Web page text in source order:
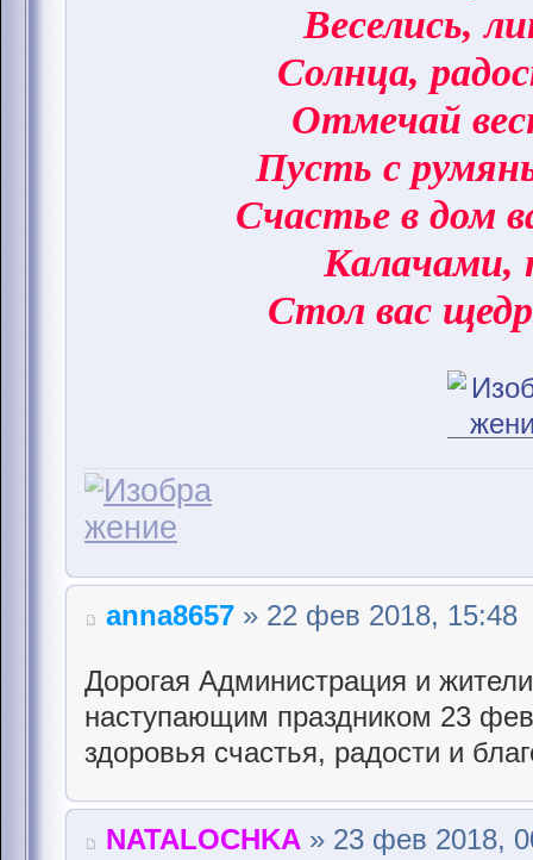
Веселись,
Солнца,
Отмечай
Пусть с
Счастье в дом
Калачами,
Стол вас
anna8657 » 22 фев 2018, 15:48
Дорогая Администрация и
наступающим праздником 23
здоровья счастья, радости и
NATALOCHKA » 23 фев 2018,